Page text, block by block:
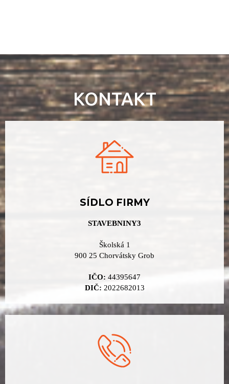
KONTAKT
SÍDLO FIRMY
STAVEBNINY3
Školská 1
900 25 Chorvátsky Grob
IČO: 44395647
DIČ: 2022682013